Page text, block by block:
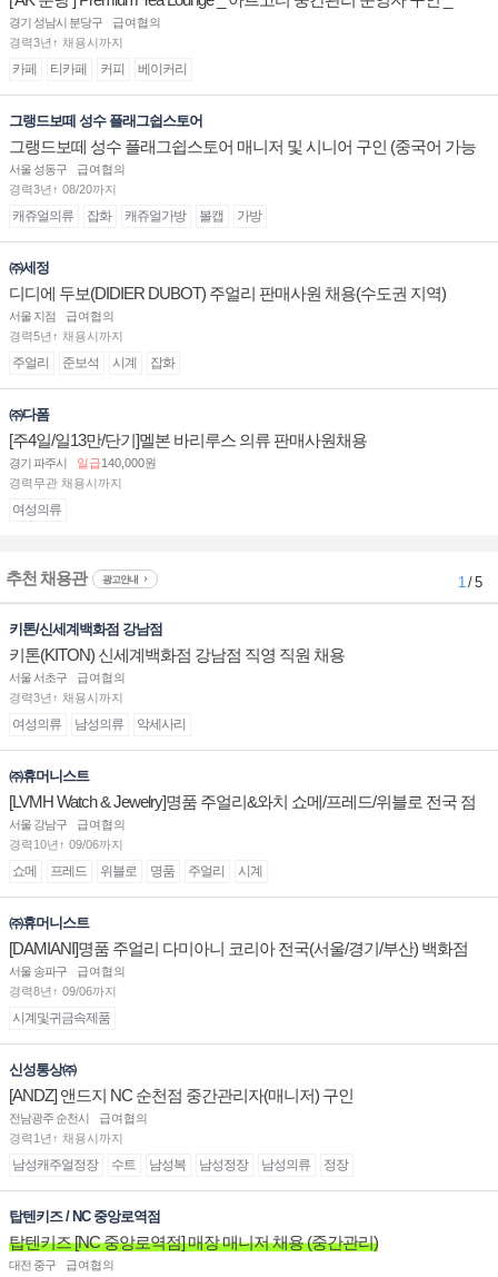
경기 성남시 분당구
급여협의
경력3년↑ 채용시까지
카페 티카페 커피 베이커리
그랭드보떼 성수 플래그쉽스토어
그랭드보떼 성수 플래그쉽스토어 매니저 및 시니어 구인 (중국어 가능
자)
서울 성동구
급여협의
경력3년↑ 08/20까지
캐쥬얼의류 잡화 캐쥬얼가방 볼캡 가방
㈜세정
디디에 두보(DIDIER DUBOT) 주얼리 판매사원 채용(수도권 지역)
서울 지점
급여협의
경력5년↑ 채용시까지
주얼리 준보석 시계 잡화
㈜다폼
[주4일/일13만/단기]멜본 바리루스 의류 판매사원채용
경기 파주시 일급140,000원
경력무관 채용시까지
여성의류
추천 채용관 광고안내 1/ 5
키톤/신세계백화점 강남점
키톤(KITON) 신세계백화점 강남점 직영 직원 채용
서울 서초구
급여협의
경력3년↑ 채용시까지
여성의류 남성의류 악세사리
㈜휴머니스트
[LVMH Watch & Jewelry]명품 주얼리&와치 쇼메/프레드/위블로 전국 점
장/부점장/판매사원 채용
서울 강남구
급여협의
경력10년↑ 09/06까지
쇼메 프레드 위블로 명품 주얼리 시계
㈜휴머니스트
[DAMIANI]명품 주얼리 다미아니 코리아 전국(서울/경기/부산) 백화점
부점장/판매사원 채용
서울 송파구
급여협의
경력8년↑ 09/06까지
시계및귀금속제품
신성통상㈜
[ANDZ] 앤드지 NC 순천점 중간관리자(매니저) 구인
전남광주 순천시
급여협의
경력1년↑ 채용시까지
남성캐주얼정장 수트 남성복 남성정장 남성의류 정장
탑텐키즈 / NC 중앙로역점
탑텐키즈 [NC 중앙로역점] 매장 매니저 채용 (중간관리)
대전 중구
급여협의